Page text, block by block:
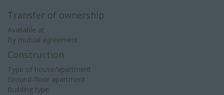
Transfer of ownership
Available at
By mutual agreement
Construction
Type of house/apartment
Ground-floor apartment
Building type